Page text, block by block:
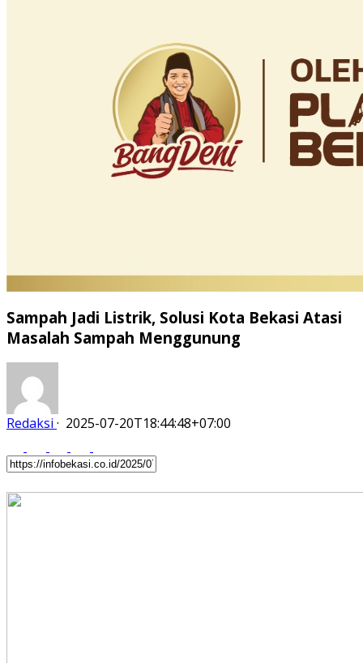
Sampah Jadi Listrik, Solusi Kota Bekasi Atasi
Masalah Sampah Menggunung
Redaksi · 2025-07-20T18:44:48+07:00